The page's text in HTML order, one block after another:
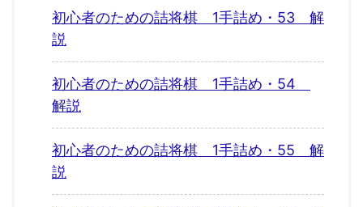
初心者のための詰将棋 1手詰め・53 解
説
初心者のための詰将棋 1手詰め・54
解説
初心者のための詰将棋 1手詰め・55 解
説